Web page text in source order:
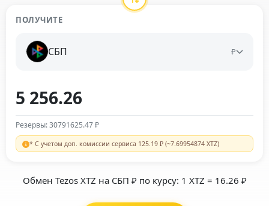
ПОЛУЧИТЕ
СБП ₽
Резервы: 30791625.47 ₽
* С учетом доп. комиссии сервиса 125.19 ₽ (~7.69954874 XTZ)
Обмен Tezos XTZ на СБП ₽ по курсу: 1 XTZ = 16.26 ₽